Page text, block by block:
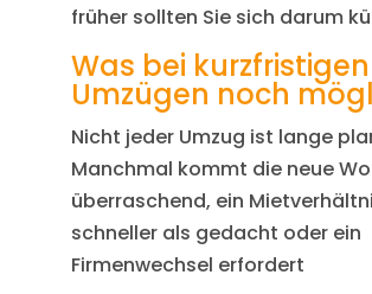
früher sollten Sie sich darum
Was bei kurzfristigen
Umzügen noch
Nicht jeder Umzug ist lange
Manchmal kommt die neue
überraschend, ein
schneller als gedacht oder ein
Firmenwechsel erfordert